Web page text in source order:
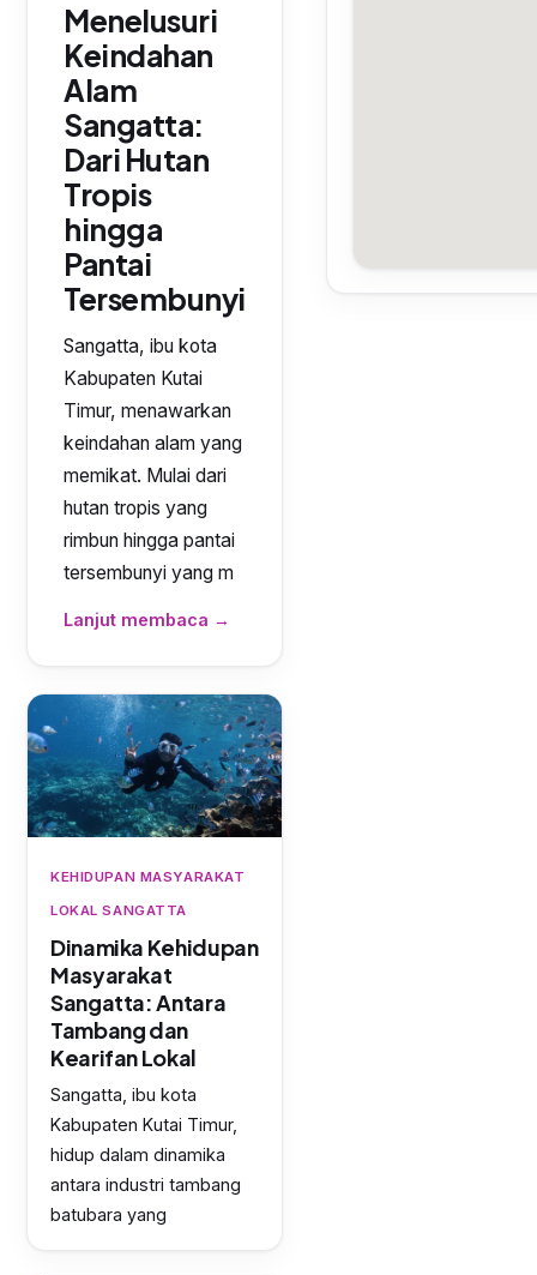
Menelusuri
Keindahan
Alam
Sangatta:
Dari Hutan
Tropis
hingga
Pantai
Tersembunyi
Sangatta, ibu kota
Kabupaten Kutai
Timur, menawarkan
keindahan alam yang
memikat. Mulai dari
hutan tropis yang
rimbun hingga pantai
tersembunyi yang m
Lanjut membaca →
KEHIDUPAN MASYARAKAT
LOKAL SANGATTA
Dinamika Kehidupan
Masyarakat
Sangatta: Antara
Tambang dan
Kearifan Lokal
Sangatta, ibu kota
Kabupaten Kutai Timur,
hidup dalam dinamika
antara industri tambang
batubara yang